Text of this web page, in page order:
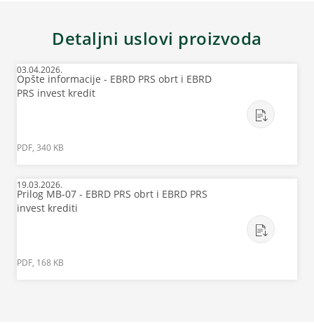
Detaljni uslovi proizvoda
03.04.2026.
Opšte informacije - EBRD PRS obrt i EBRD
PRS invest kredit
PDF, 340 KB
19.03.2026.
Prilog MB-07 - EBRD PRS obrt i EBRD PRS
invest krediti
PDF, 168 KB